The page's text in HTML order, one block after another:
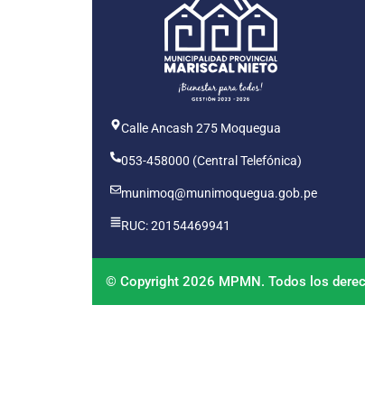
Calle Ancash 275 Moquegua
053-458000 (Central Telefónica)
munimoq@munimoquegua.gob.pe
RUC: 20154469941
© Copyright 2026 MPMN. Todos los